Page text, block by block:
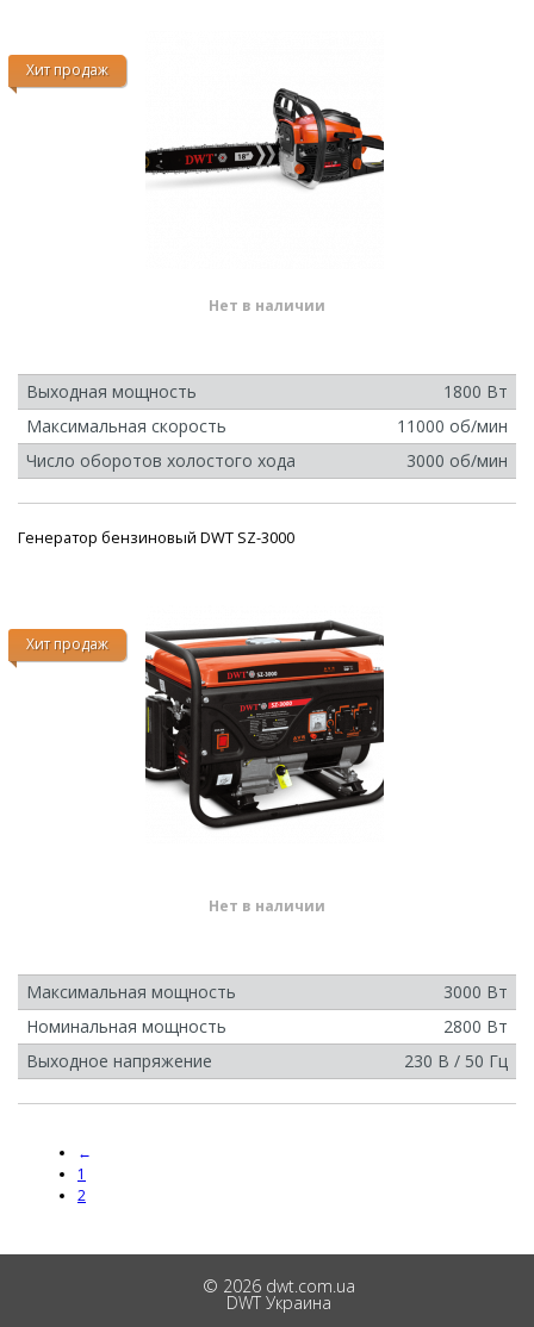
Хит продаж
Нет в наличии
Выходная мощность
1800 Вт
Максимальная скорость
11000 об/мин
Число оборотов холостого хода
3000 об/мин
Хит продаж
Генератор бензиновый DWT SZ-3000
Нет в наличии
Максимальная мощность
3000 Вт
Номинальная мощность
2800 Вт
Выходное напряжение
230 В / 50 Гц
←
1
2
© 2026 dwt.com.ua
DWT Украина